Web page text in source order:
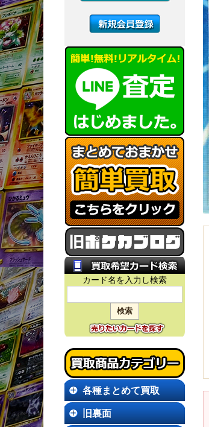
カード名を入力し検索
各種まとめて買取
旧裏面